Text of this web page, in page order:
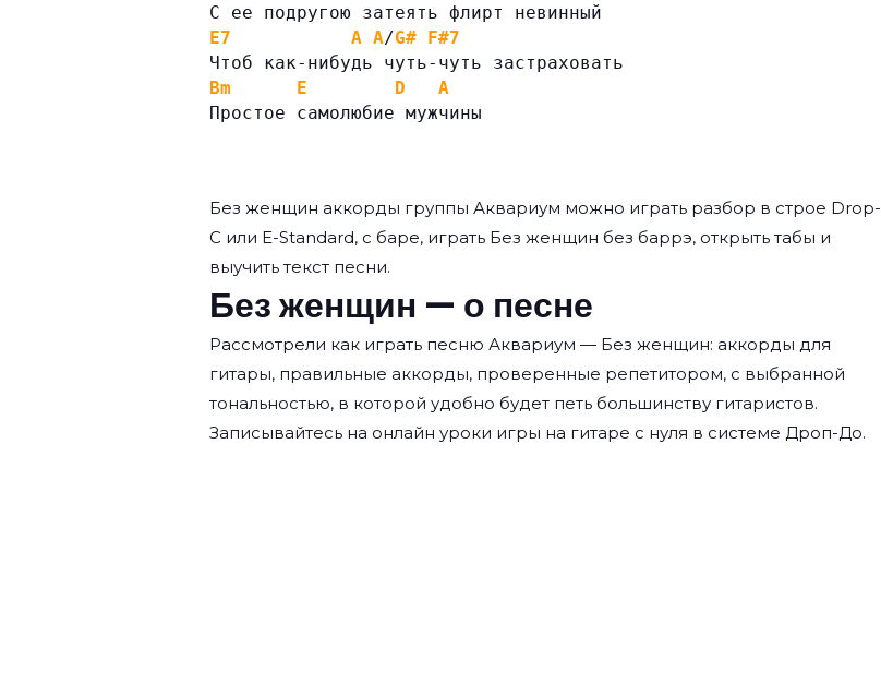
С ее подругою затеять флирт невинный
E7
A A/G# F#7
Чтоб как-нибудь чуть-чуть застраховать
Bm
E D
A
Простое самолюбие мужчины
Без женщин аккорды группы Аквариум можно играть разбор в строе Drop-
C или E-Standard, с баре, играть Без женщин без баррэ, открыть табы и
выучить текст песни.
Без женщин — о песне
Рассмотрели как играть песню Аквариум — Без женщин: аккорды для
гитары, правильные аккорды, проверенные репетитором, с выбранной
тональностью, в которой удобно будет петь большинству гитаристов.
Записывайтесь на онлайн уроки игры на гитаре с нуля в системе Дроп-До.